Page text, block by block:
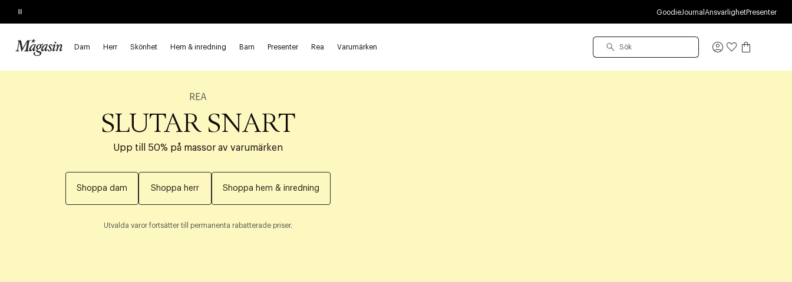
Pause GoodieJournal AnsvarlighetPresenter
Dam Herr Skönhet Hem & inredning Barn Presenter Rea Varumärken
Logga
REA
SLUTAR SNART
Upp till 50% på massor av varumärken
Shoppa dam Shoppa herr Shoppa hem & inredning
Utvalda varor fortsätter till permanenta rabatterade priser.